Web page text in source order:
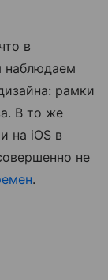
в
рамки
В то же
на iOS в
не
.